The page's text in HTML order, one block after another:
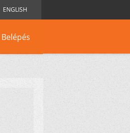
ENGLISH
Belépés